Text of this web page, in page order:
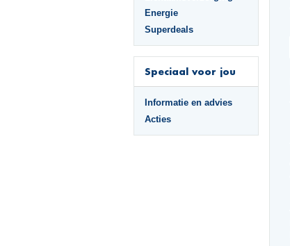
Energie
Superdeals
Speciaal voor jou
Informatie en advies
Acties